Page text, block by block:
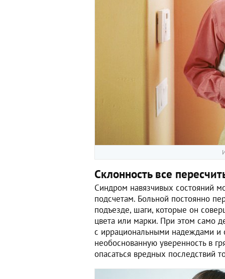
Склонность все
Синдром навязчивых состояний
подсчетам. Больной постоянно
подъезде, шаги, которые он
цвета или марки. При этом само
с иррациональными надеждами и
необоснованную уверенность в
опасаться вредных последствий